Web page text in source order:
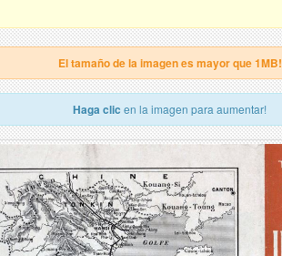
El tamaño de la imagen es mayor que 1MB!
Haga clic en la imagen para aumentar!